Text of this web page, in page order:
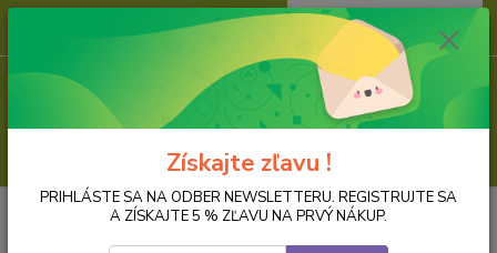
ks
za 0,00 EUR
Metalické akrylové farby
Metalická akrylová farba
Získajte zľavu !
PRIHLÁSTE SA NA ODBER NEWSLETTERU. REGISTRUJTE SA
A ZÍSKAJTE 5 % ZĽAVU NA PRVÝ NÁKUP.